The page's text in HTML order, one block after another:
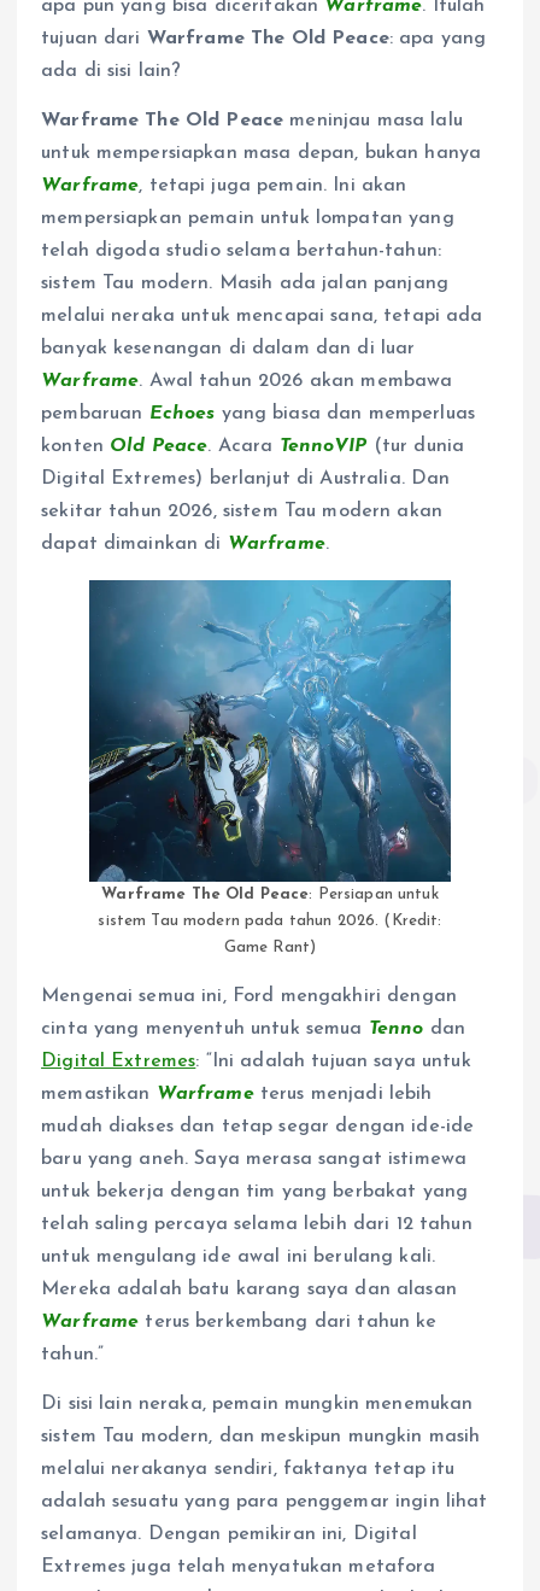
apa pun yang bisa diceritakan Warframe. Itulah
tujuan dari Warframe The Old Peace: apa yang
ada di sisi lain?
Warframe The Old Peace meninjau masa lalu
untuk mempersiapkan masa depan, bukan hanya
Warframe, tetapi juga pemain. Ini akan
mempersiapkan pemain untuk lompatan yang
telah digoda studio selama bertahun-tahun:
sistem Tau modern. Masih ada jalan panjang
melalui neraka untuk mencapai sana, tetapi ada
banyak kesenangan di dalam dan di luar
Warframe. Awal tahun 2026 akan membawa
pembaruan Echoes yang biasa dan memperluas
konten Old Peace. Acara TennoVIP (tur dunia
Digital Extremes) berlanjut di Australia. Dan
sekitar tahun 2026, sistem Tau modern akan
dapat dimainkan di Warframe.
Warframe The Old Peace: Persiapan untuk
sistem Tau modern pada tahun 2026. (Kredit:
Game Rant)
Mengenai semua ini, Ford mengakhiri dengan
cinta yang menyentuh untuk semua Tenno dan
Digital Extremes: “Ini adalah tujuan saya untuk
memastikan Warframeterus menjadi lebih
mudah diakses dan tetap segar dengan ide-ide
baru yang aneh. Saya merasa sangat istimewa
untuk bekerja dengan tim yang berbakat yang
telah saling percaya selama lebih dari 12 tahun
untuk mengulang ide awal ini berulang kali.
Mereka adalah batu karang saya dan alasan
Warframe terus berkembang dari tahun ke
tahun.”
Di sisi lain neraka, pemain mungkin menemukan
sistem Tau modern, dan meskipun mungkin masih
melalui nerakanya sendiri, faktanya tetap itu
adalah sesuatu yang para penggemar ingin lihat
selamanya. Dengan pemikiran ini, Digital
Extremes juga telah menyatukan metafora